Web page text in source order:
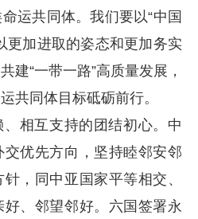
运共同体。我们要以“中国
更加进取的姿态和更加务实
建“一带一路”高质量发展，
共同体目标砥砺前行。
相互支持的团结初心。中
优先方向，坚持睦邻安邻
，同中亚国家平等相交、
、邻望邻好。六国签署永